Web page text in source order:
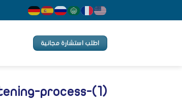
to
اطلب استشارة مجانية
process-(1)